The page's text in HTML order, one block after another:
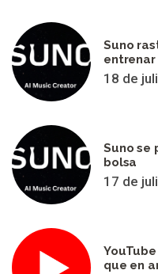
Suno
entrenar
18 de
Suno se
bolsa
17 de
que en